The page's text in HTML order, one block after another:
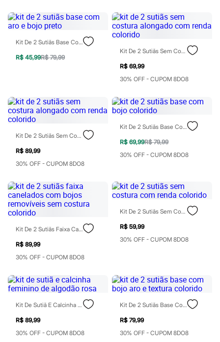
Moda íntima
Calcinhas
Cintas e Modeladores
Meias
Pijamas
Sutiãs e Tops
Personagens
Plus size
Blusas e Camisetas
Casacos e Jaquetas
Moda esportiva
Shorts e Saias
Masculino
Em alta
Dia dos Pais
Inverno
Novidades
Roupas
Bermudas
Camisas
Calças
Camisetas e Regatas
Jeans
Polos
Acessórios
Bolsas e Mochilas
Cintos
Carteiras
Kit De 2 Sutiãs Base Com Aro E Bojo Preto
R$ 45,99R$ 79,99
Kit De 2 Sutiãs Sem Costura Alongado Com Renda Colorido
R$ 69,99
30% OFF - CUPOM 8DO8
Kit De 2 Sutiãs Sem Costura Alongado Com Renda Colorido
R$ 89,99
30% OFF - CUPOM 8DO8
Kit De 2 Sutiãs Base Com Bojo Colorido
R$ 69,99R$ 79,99
30% OFF - CUPOM 8DO8
Kit De 2 Sutiãs Faixa Canelados Com Bojos Removíveis Sem Costura Colorido
R$ 89,99
30% OFF - CUPOM 8DO8
Kit De 2 Sutiãs Sem Costura Com Renda Colorido
R$ 59,99
30% OFF - CUPOM 8DO8
Kit De Sutiã E Calcinha Feminino De Algodão Rosa
R$ 89,99
30% OFF - CUPOM 8DO8
Kit De 2 Sutiãs Base Com Bojo Aro E Textura Colorido
R$ 79,99
30% OFF - CUPOM 8DO8